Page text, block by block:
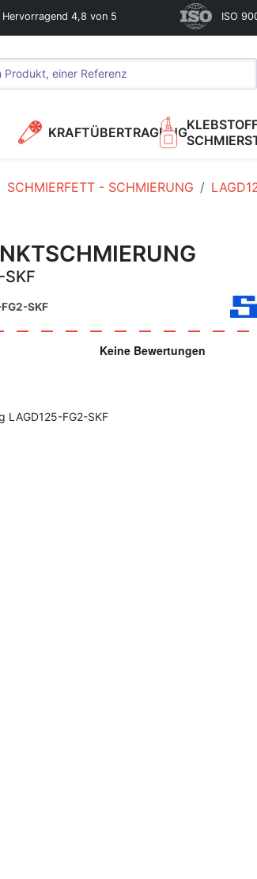
4,8 von 5 ISO
KRAFTÜBERTRAGUNG
SCHMIERFETT - SCHMIERUNG
SKF
SKF
LAGD125-FG2-SKF